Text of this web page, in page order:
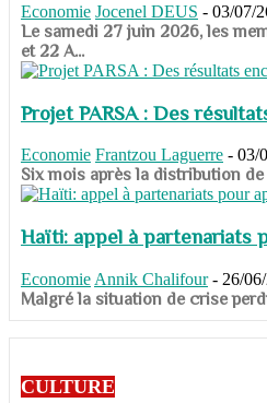
Economie Jocenel DEUS - 03/07/
Le samedi 27 juin 2026, les
et 22 A...
Projet PARSA : Des
Economie Frantzou Laguerre - 03/
​​​​​​​Six mois après la distribution
Haïti: appel à partenariats
Economie Annik Chalifour - 26/
​​​​​​​Malgré la situation de crise
CULTURE